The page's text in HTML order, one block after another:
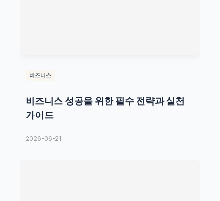
비즈니스
비즈니스 성공을 위한 필수 전략과 실천
가이드
2026-06-21